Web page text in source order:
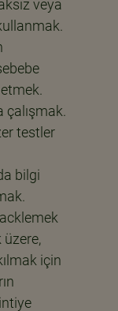
veya
çalışmak.
testler
bilgi
için